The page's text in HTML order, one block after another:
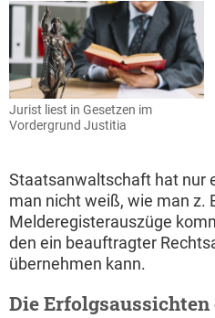
Jurist liest in Gesetzen im
Vordergrund Justitia
Staatsanwaltschaft hat nur
man nicht weiß, wie man z.
Melderegisterauszüge
den ein beauftragter
übernehmen kann.
Die